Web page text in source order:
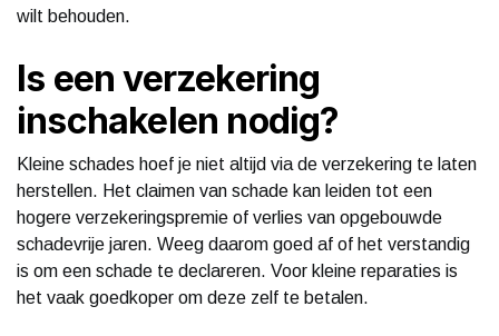
wilt behouden.
Is een verzekering
inschakelen nodig?
Kleine schades hoef je niet altijd via de verzekering te laten
herstellen. Het claimen van schade kan leiden tot een
hogere verzekeringspremie of verlies van opgebouwde
schadevrije jaren. Weeg daarom goed af of het verstandig
is om een schade te declareren. Voor kleine reparaties is
het vaak goedkoper om deze zelf te betalen.